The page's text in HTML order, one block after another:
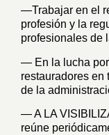
—Trabajar en el
profesión y la
profesionales de
— En la lucha
restauradores en
de la
— A LA
reúne